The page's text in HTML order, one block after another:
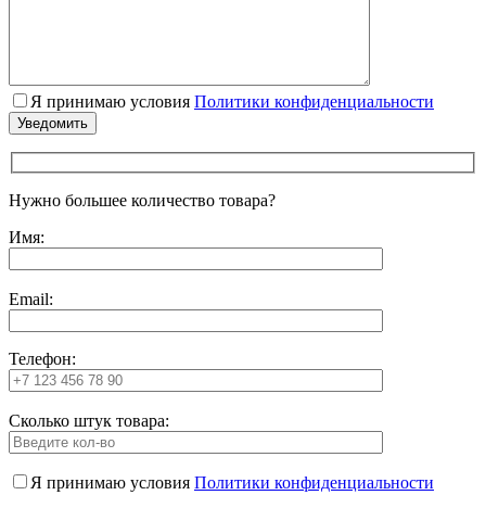
Я принимаю условия Политики конфиденциальности
Нужно большее количество товара?
Имя:
Email:
Телефон:
Сколько штук товара:
Я принимаю условия Политики конфиденциальности